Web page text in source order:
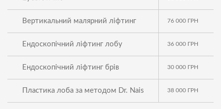
Вертикальний малярний ліфтинг 76 000 ГРН
Ендоскопічний ліфтинг лобу 36 000 ГРН
Ендоскопічний ліфтинг брів 30 000 ГРН
Пластика лоба за методом Dr. Nais 38 000 ГРН